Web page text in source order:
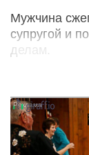
Мужчина
супругой и
делам.